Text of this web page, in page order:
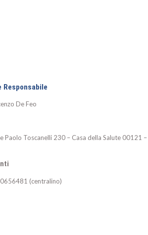
Responsabile
De Feo
Paolo Toscanelli 230 – Casa della Salute 00121 –
(centralino)